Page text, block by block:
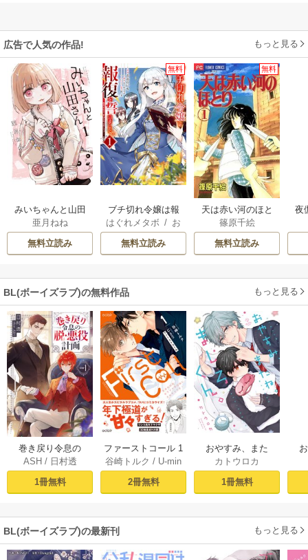
広告で人気の作品! もっと見る
みいちゃんと山田
さん
亜月ねね
無料立読み
無料
ブチ切れ令嬢は報
復を誓いました。
はぐれメタボ / お
おのいも /
無料立読み
無料
天は赤い河のほと
り
篠原千絵
無料立読み
夜
BL(ボーイズラブ)の無料作品 もっと見る
巻き戻り令息の
脱・悪役計画１
ASH / 日村透
1冊無料
ファーストコール 1
～童貞外科医、年
下ヤクザの嫁にさ
れそうです！～
ア限定描き下ろし
谷崎トルク / U-min
2冊無料
おやすみ、また
ね。ましろくん。
【電子限定漫画付
き】
カトウロカ
1冊無料
BL(ボーイズラブ)の最新刊 もっと見る